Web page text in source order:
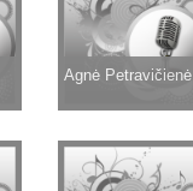
Agnė Petravičienė